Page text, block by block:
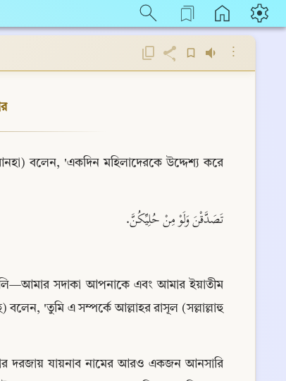
⋮
বলেন, 'একদিন মহিলাদেরকে উদ্দেশ্য করে
تَصَدَّقْنَ وَلَوْ مِنْ حُلِيِّكُنَّ.
সদাকা আপনাকে এবং আমার ইয়াতীম
'তুমি এ সম্পর্কে আল্লাহর রাসূল (সল্লাল্লাহু
দরজায় যায়নাব নামের আরও একজন আনসারি